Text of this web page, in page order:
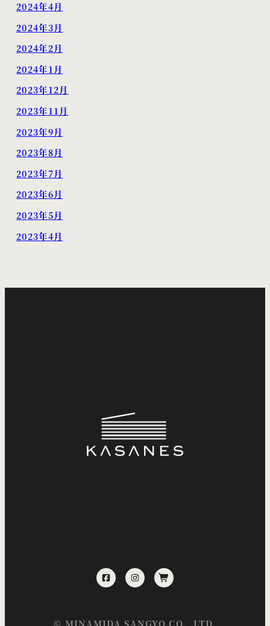
2024年4月
2024年3月
2024年2月
2024年1月
2023年12月
2023年11月
2023年9月
2023年8月
2023年7月
2023年6月
2023年5月
2023年4月
© MINAMIDA SANGYO CO., LTD.